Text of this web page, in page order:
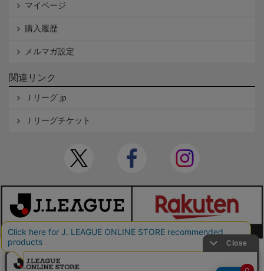
マイページ
購入履歴
メルマガ設定
関連リンク
Ｊリーグ.jp
Ｊリーグチケット
本サイトで使用している文章・画像等の無断での複製・転載を禁止します。